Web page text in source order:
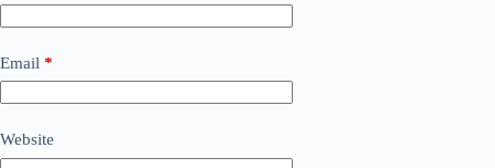
Email *
Website